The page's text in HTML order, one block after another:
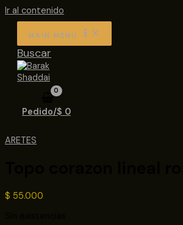
Ir al contenido
MAIN MENU
Buscar
Pedido/$ 0
ARETES
$ 55.000